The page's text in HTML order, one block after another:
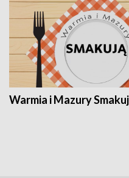
Warmia i Mazury